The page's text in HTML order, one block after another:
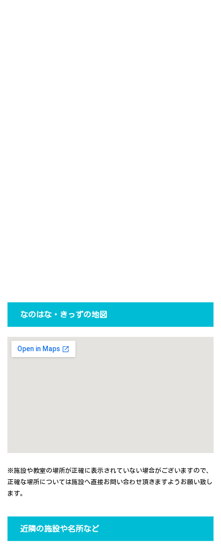
なのはな・きっずの地図
※施設や教室の場所が正確に表示されていない場合がございますので、
正確な場所については施設へ直接お問い合わせ頂きますようお願い致し
ます。
近隣の施設や名所など